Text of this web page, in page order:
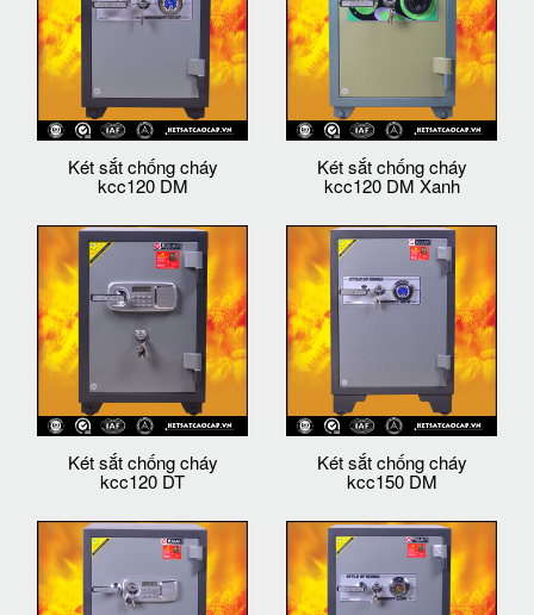
Két sắt chống cháy
kcc120 DM
Két sắt chống cháy
kcc120 DM Xanh
Két sắt chống cháy
kcc120 DT
Két sắt chống cháy
kcc150 DM